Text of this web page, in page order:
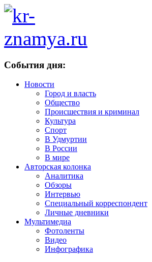
События дня:
Новости
Город и власть
Общество
Происшествия и криминал
Культура
Спорт
В Удмуртии
В России
В мире
Авторская колонка
Аналитика
Обзоры
Интервью
Специальный корреспондент
Личные дневники
Мультимедиа
Фотоленты
Видео
Инфографика